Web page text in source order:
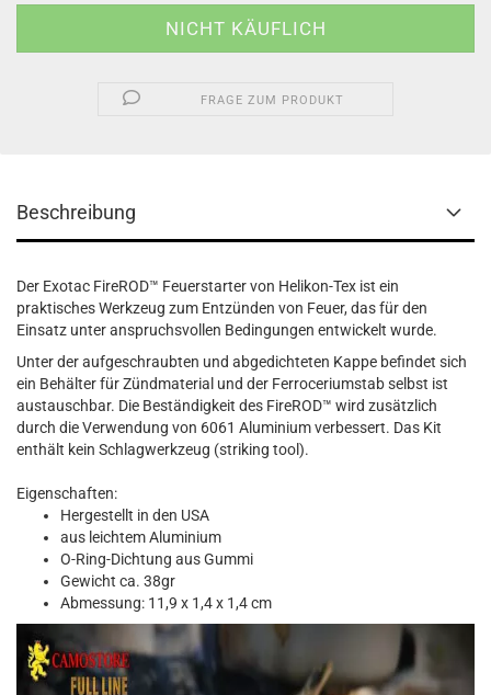
FRAGE ZUM PRODUKT
Beschreibung
Der Exotac FireROD™ Feuerstarter von Helikon-Tex ist ein
praktisches Werkzeug zum Entzünden von Feuer, das für den
Einsatz unter anspruchsvollen Bedingungen entwickelt wurde.
Unter der aufgeschraubten und abgedichteten Kappe befindet sich
ein Behälter für Zündmaterial und der Ferroceriumstab selbst ist
austauschbar. Die Beständigkeit des FireROD™ wird zusätzlich
durch die Verwendung von 6061 Aluminium verbessert. Das Kit
enthält kein Schlagwerkzeug (striking tool).
Eigenschaften:
Hergestellt in den USA
aus leichtem Aluminium
O-Ring-Dichtung aus Gummi
Gewicht ca. 38gr
Abmessung: 11,9 x 1,4 x 1,4 cm